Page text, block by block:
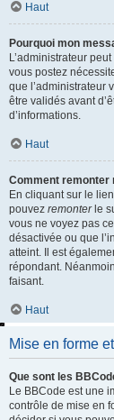
Haut
Pourquoi mon
L’administrateur
vous postez
que l’administrateur
être validés avant
d’informations.
Haut
Comment remonter
En cliquant sur le
pouvez remonterle
vous ne voyez pas
désactivée ou que
atteint. Il est
répondant.
faisant.
Haut
Mise en forme
Que sont les
Le BBCode est une
contrôle de mise en